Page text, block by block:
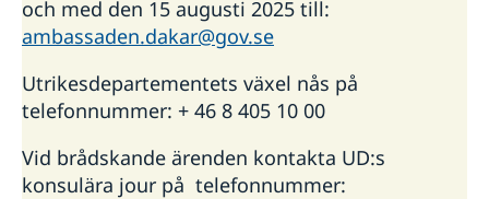
Trafiksäkerhet
Kriminalitet och personlig säkerhet
Hälso- och sjukvård
Naturförhållanden och katastrofer
Lokala lagar och sedvänjor
Valuta
Resklar - UD:s reseinformation direkt i fickan
och med den 15 augusti 2025 till:
ambassaden.dakar@gov.se
Utrikesdepartementets växel nås på
telefonnummer: + 46 8 405 10 00
Vid brådskande ärenden kontakta UD:s
konsulära jour på telefonnummer: